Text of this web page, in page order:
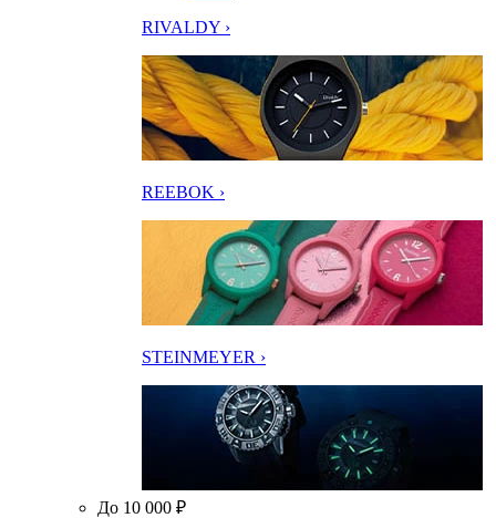
RIVALDY ›
REEBOK ›
STEINMEYER ›
До 10 000 ₽